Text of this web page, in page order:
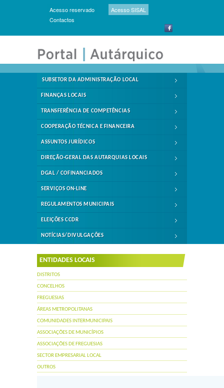
Acesso reservado
Acesso SISAL
Contactos
SUBSETOR DA ADMINISTRAÇÃO LOCAL
FINANÇAS LOCAIS
TRANSFERÊNCIA DE COMPETÊNCIAS
COOPERAÇÃO TÉCNICA E FINANCEIRA
ASSUNTOS JURÍDICOS
DIREÇÃO-GERAL DAS AUTARQUIAS LOCAIS
DGAL / COFINANCIADOS
SERVIÇOS ON-LINE
REGULAMENTOS MUNICIPAIS
ELEIÇÕES CCDR
NOTÍCIAS/DIVULGAÇÕES
ENTIDADES LOCAIS
DISTRITOS
CONCELHOS
FREGUESIAS
ÁREAS METROPOLITANAS
COMUNIDADES INTERMUNICIPAIS
ASSOCIAÇÕES DE MUNICÍPIOS
ASSOCIAÇÕES DE FREGUESIAS
SECTOR EMPRESARIAL LOCAL
OUTROS